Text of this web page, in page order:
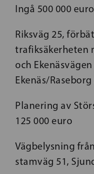
Ingå 500 000 euro
Riksväg 25,
trafiksäkerheten
och
Ekenäs/
Planering av
125 000 euro
Vägbelysning
stamväg 51,